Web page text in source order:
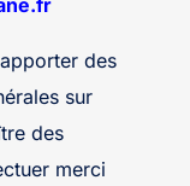
des
sur
des
merci